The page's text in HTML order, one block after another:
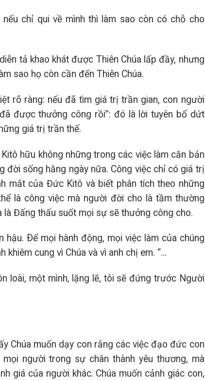
chỉ qui về mình thì làm sao còn có chỗ cho
tả khao khát được Thiên Chúa lấp đầy, nhưng
sao họ còn cần đến Thiên Chúa.
rõ ràng: nếu đã tìm giá trị trần gian, con người
được thưởng công rồi”: đó là lời tuyên bố dứt
giá trị trần thế.
hữu không những trong các việc làm căn bản
sống hằng ngày nữa. Công việc chỉ có giá trị
mắt của Đức Kitô và biết phân tích theo những
là công việc mà người đời cho là tầm thường
là Đấng thấu suốt mọi sự sẽ thưởng công cho.
hậu. Ðể mọi hành động, mọi việc làm của chúng
cung vì Chúa và vì anh chị em. “…
loài, một mình, lặng lẽ, tôi sẽ đứng trước Người
Chúa muốn dạy con rằng các việc đạo đức con
người trong sự chân thành yêu thương, mà
giá của người khác. Chúa muốn cảnh giác con,